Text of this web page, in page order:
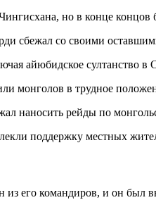
но в конце
сбежал со своими
айюбидское султанство в
монголов в трудное
наносить рейды по
поддержку местных
из его командиров, и он был